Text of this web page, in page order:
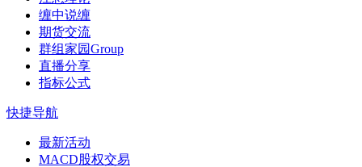
缠中说缠
期货交流
群组家园Group
直播分享
指标公式
快捷导航
最新活动
MACD股权交易